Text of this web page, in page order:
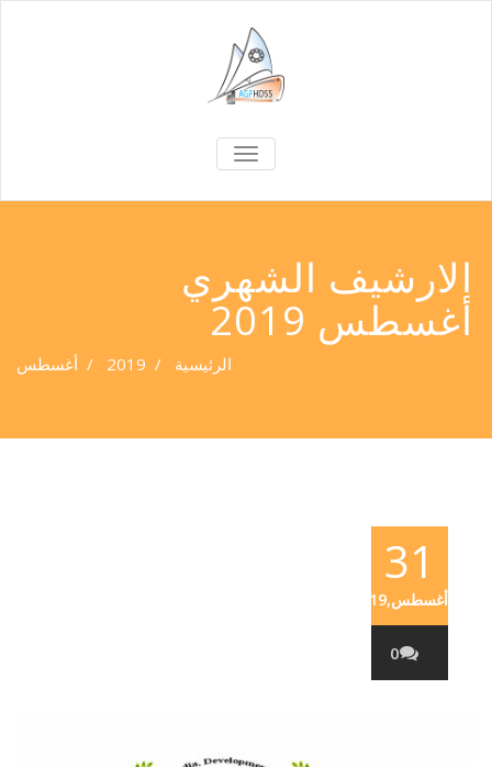
TOGGLE
NAVIGATION
الارشيف الشهري
أغسطس 2019
الرئيسية /
2019
/ أغسطس
31
أغسطس,2019
0